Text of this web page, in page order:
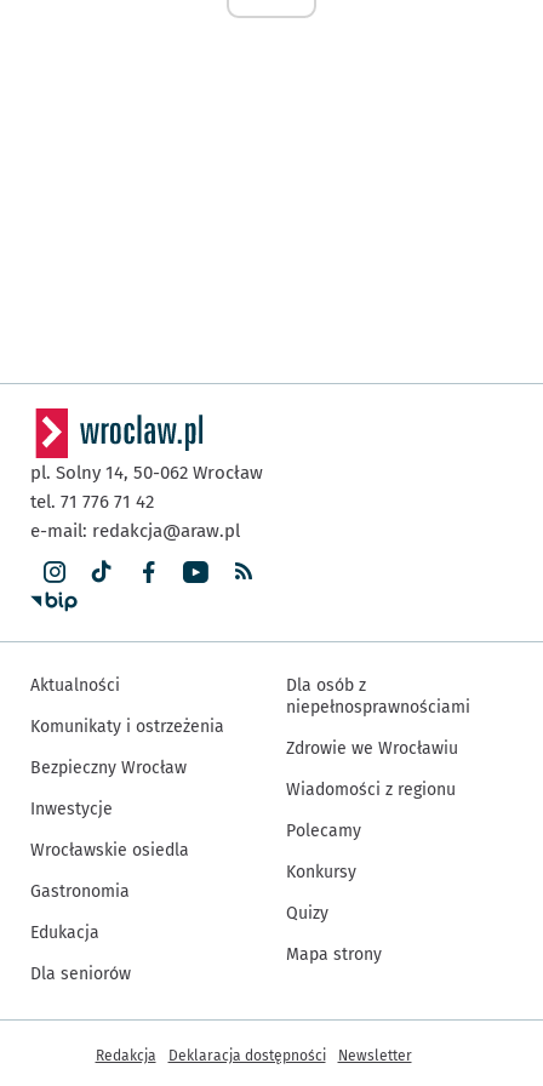
pl. Solny 14, 50-062 Wrocław
tel. 71 776 71 42
e-mail: redakcja@araw.pl
Aktualności
Komunikaty i ostrzeżenia
Bezpieczny Wrocław
Inwestycje
Wrocławskie osiedla
Gastronomia
Edukacja
Dla seniorów
Dla osób z
niepełnosprawnościami
Zdrowie we Wrocławiu
Wiadomości z regionu
Polecamy
Konkursy
Quizy
Mapa strony
Inne informacje
Redakcja Deklaracja dostępności Newsletter